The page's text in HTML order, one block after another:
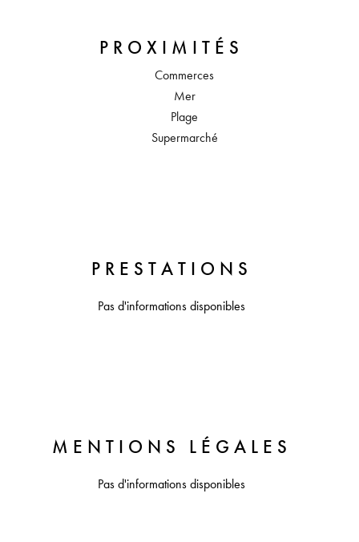
PROXIMITÉS
Commerces
Mer
Plage
Supermarché
PRESTATIONS
Pas d'informations disponibles
MENTIONS LÉGALES
Pas d'informations disponibles